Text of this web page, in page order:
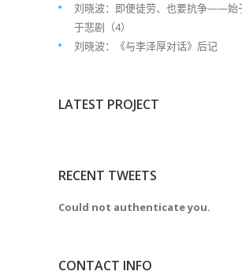
刘晓波：即便徒劳、也要抗争——始
于悲剧（4）
刘晓波：《与李泽厚对话》后记
LATEST PROJECT
RECENT TWEETS
Could not authenticate you.
CONTACT INFO